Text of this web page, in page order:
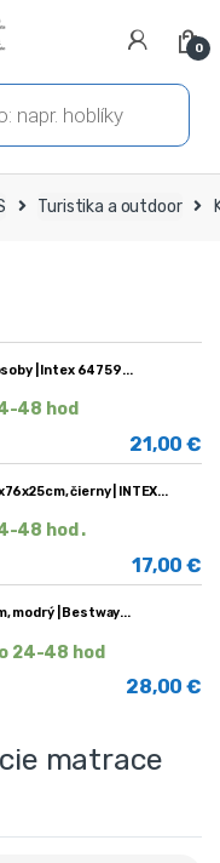
0
Turistika a outdoor
| Intex 64759
21,00€
48 hod
čierny | INTEX
17,00€
48 hod .
modrý | Bestway
28,00€
24-48 hod
matrace